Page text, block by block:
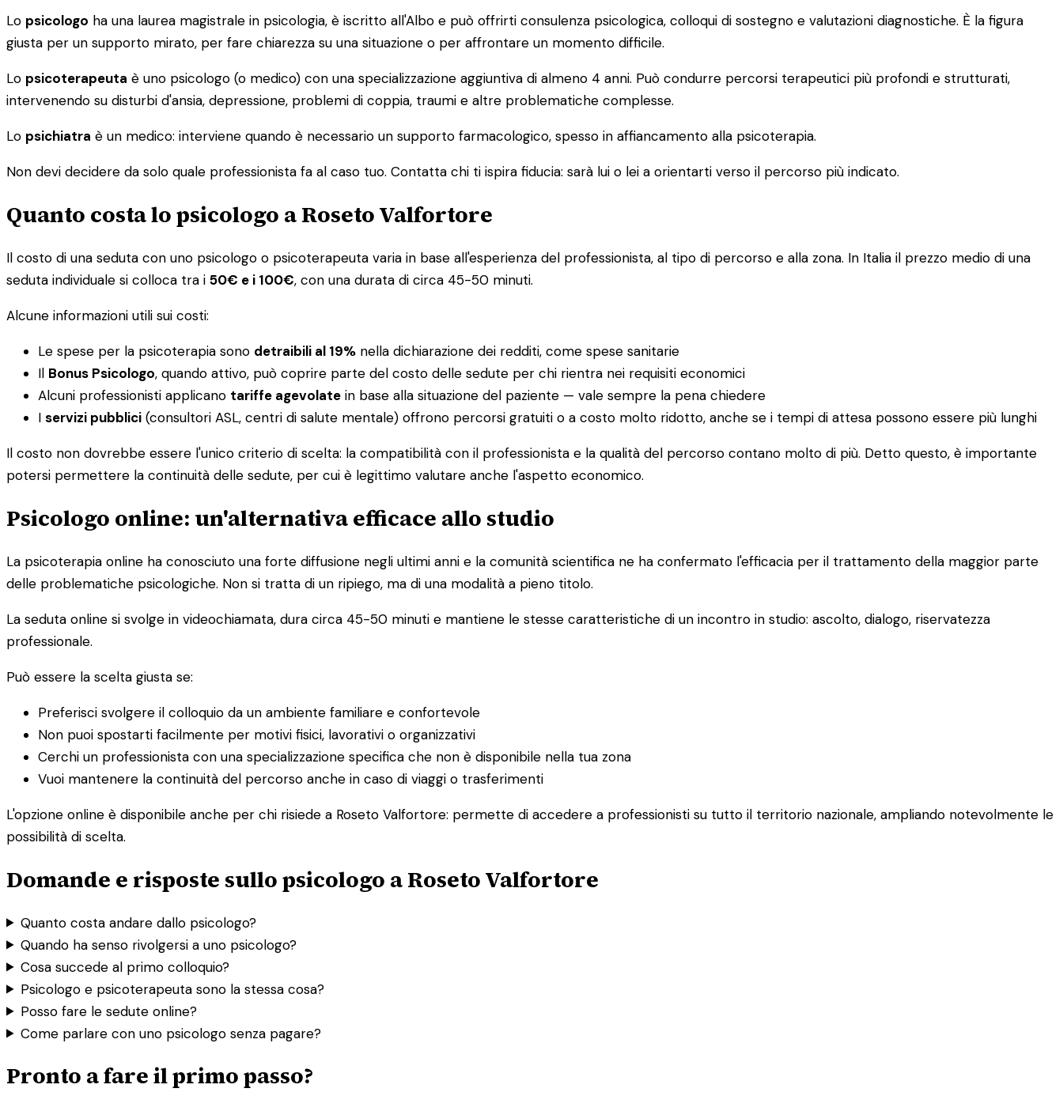
Lo psicologo ha una laurea magistrale in psicologia, è iscritto all'Albo e può offrirti consulenza psicologica, colloqui di sostegno e valutazioni diagnostiche. È la figura
giusta per un supporto mirato, per fare chiarezza su una situazione o per affrontare un momento difficile.
Lo psicoterapeuta è uno psicologo (o medico) con una specializzazione aggiuntiva di almeno 4 anni. Può condurre percorsi terapeutici più profondi e strutturati,
intervenendo su disturbi d'ansia, depressione, problemi di coppia, traumi e altre problematiche complesse.
Lo psichiatra è un medico: interviene quando è necessario un supporto farmacologico, spesso in affiancamento alla psicoterapia.
Non devi decidere da solo quale professionista fa al caso tuo. Contatta chi ti ispira fiducia: sarà lui o lei a orientarti verso il percorso più indicato.
Quanto costa lo psicologo a Roseto Valfortore
Il costo di una seduta con uno psicologo o psicoterapeuta varia in base all'esperienza del professionista, al tipo di percorso e alla zona. In Italia il prezzo medio di una
seduta individuale si colloca tra i 50€ e i 100€, con una durata di circa 45-50 minuti.
Alcune informazioni utili sui costi:
Le spese per la psicoterapia sono detraibili al 19% nella dichiarazione dei redditi, come spese sanitarie
Il Bonus Psicologo, quando attivo, può coprire parte del costo delle sedute per chi rientra nei requisiti economici
Alcuni professionisti applicano tariffe agevolate in base alla situazione del paziente — vale sempre la pena chiedere
I servizi pubblici (consultori ASL, centri di salute mentale) offrono percorsi gratuiti o a costo molto ridotto, anche se i tempi di attesa possono essere più lunghi
Il costo non dovrebbe essere l'unico criterio di scelta: la compatibilità con il professionista e la qualità del percorso contano molto di più. Detto questo, è importante
potersi permettere la continuità delle sedute, per cui è legittimo valutare anche l'aspetto economico.
Psicologo online: un'alternativa efficace allo studio
La psicoterapia online ha conosciuto una forte diffusione negli ultimi anni e la comunità scientifica ne ha confermato l'efficacia per il trattamento della maggior parte
delle problematiche psicologiche. Non si tratta di un ripiego, ma di una modalità a pieno titolo.
La seduta online si svolge in videochiamata, dura circa 45-50 minuti e mantiene le stesse caratteristiche di un incontro in studio: ascolto, dialogo, riservatezza
professionale.
Può essere la scelta giusta se:
Preferisci svolgere il colloquio da un ambiente familiare e confortevole
Non puoi spostarti facilmente per motivi fisici, lavorativi o organizzativi
Cerchi un professionista con una specializzazione specifica che non è disponibile nella tua zona
Vuoi mantenere la continuità del percorso anche in caso di viaggi o trasferimenti
L'opzione online è disponibile anche per chi risiede a Roseto Valfortore: permette di accedere a professionisti su tutto il territorio nazionale, ampliando notevolmente le
possibilità di scelta.
Domande e risposte sullo psicologo a Roseto Valfortore
Quanto costa andare dallo psicologo?
Quando ha senso rivolgersi a uno psicologo?
Cosa succede al primo colloquio?
Psicologo e psicoterapeuta sono la stessa cosa?
Posso fare le sedute online?
Come parlare con uno psicologo senza pagare?
Pronto a fare il primo passo?